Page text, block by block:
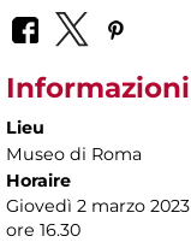
Informazioni
Lieu
Museo di Roma
Horaire
Giovedì 2 marzo 2023
ore 16.30